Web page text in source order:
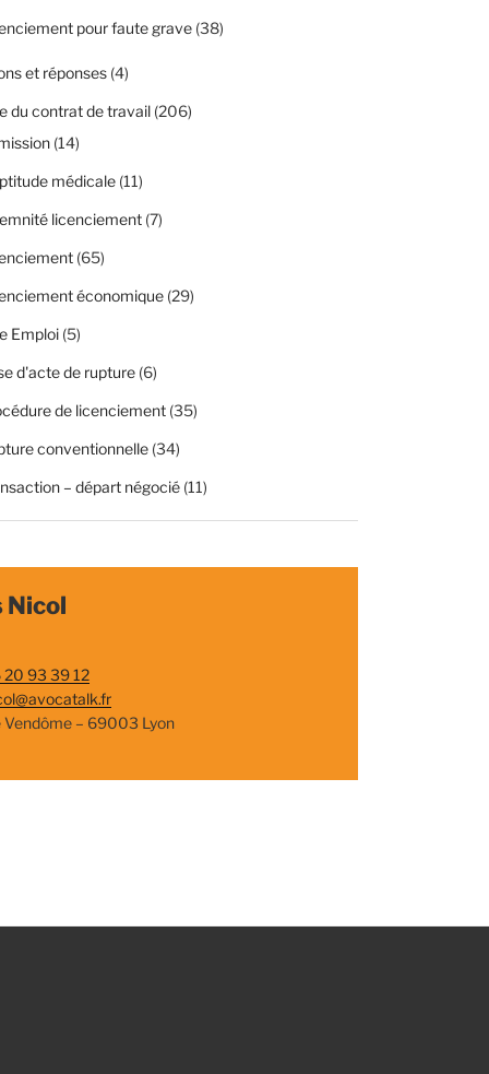
pour faute grave(38)
et réponses(4)
du contrat de travail(206)
(14)
médicale(11)
licenciement(7)
(65)
économique(29)
Emploi(5)
d'acte de rupture(6)
de licenciement(35)
conventionnelle(34)
– départ négocié(11)
Nicol
93 39 12
Vendôme – 69003 Lyon